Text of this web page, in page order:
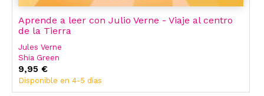
Aprende a leer con Julio Verne - Viaje al centro
de la Tierra
Jules Verne
Shia Green
9,95 €
Disponible en 4-5 días